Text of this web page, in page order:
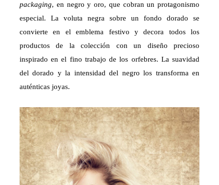
packaging, en negro y oro, que cobran un protagonismo
especial. La voluta negra sobre un fondo dorado se
convierte en el emblema festivo y decora todos los
productos de la colección con un diseño precioso
inspirado en el fino trabajo de los orfebres. La suavidad
del dorado y la intensidad del negro los transforma en
auténticas joyas.